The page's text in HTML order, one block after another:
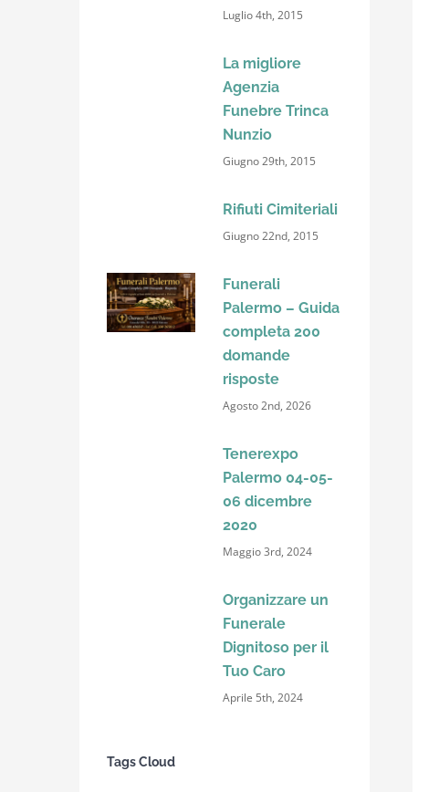
Luglio 4th, 2015
La migliore
Agenzia
Funebre Trinca
Nunzio
Giugno 29th, 2015
Rifiuti Cimiteriali
Giugno 22nd, 2015
Funerali
Palermo – Guida
completa 200
domande
risposte
Agosto 2nd, 2026
Tenerexpo
Palermo 04-05-
06 dicembre
2020
Maggio 3rd, 2024
Organizzare un
Funerale
Dignitoso per il
Tuo Caro
Aprile 5th, 2024
Tags Cloud